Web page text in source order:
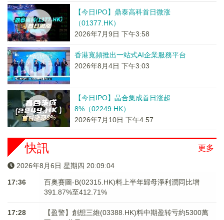
【今日IPO】鼎泰高科首日微涨
（01377.HK）
2026年7月9日 下午3:58
香港寬頻推出一站式AI企業服務平台
2026年8月4日 下午3:03
【今日IPO】晶合集成首日涨超
8%（02249.HK）
2026年7月10日 下午4:57
更多
快訊
2026年8月6日 星期四 20:09:04
17:36
百奧賽圖-B(02315.HK)料上半年歸母淨利潤同比增
391.87%至412.71%
17:28
【盈警】創想三維(03388.HK)料中期盈转亏約5300萬